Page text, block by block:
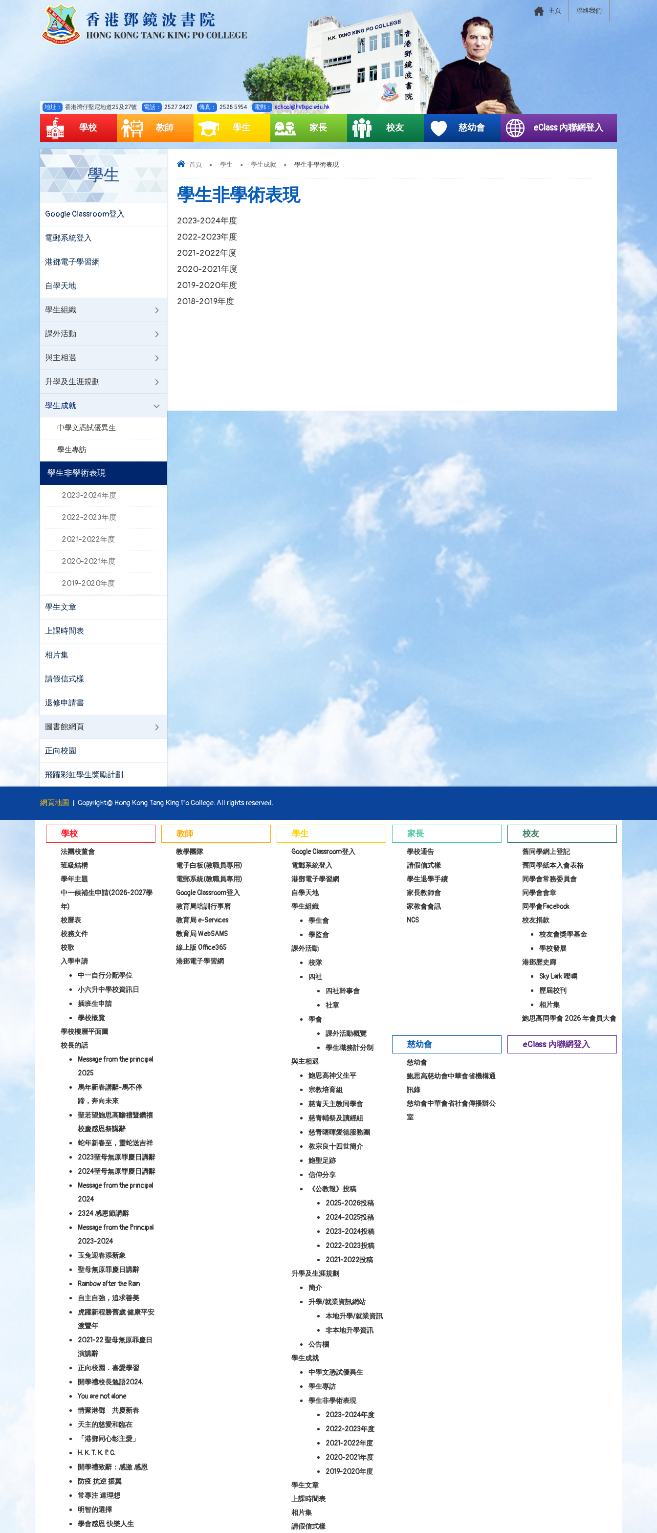
地址： 香港灣仔堅尼地道25及27號 電話： 2527 2427 傳真： 2528 5954 電郵： school@hktkpc.edu.hk
聯絡我們
主頁
學校 教師 學生 家長 校友 慈幼會 eClass 內聯網登入
首頁 > 學生 > 學生成就 > 學生非學術表現
學生非學術表現
2023-2024年度
2022-2023年度
2021-2022年度
2020-2021年度
2019-2020年度
2018-2019年度
學生
Google Classroom登入
電郵系統登入
港鄧電子學習網
自學天地
學生組織
課外活動
與主相遇
升學及生涯規劃
學生成就
中學文憑試優異生
學生專訪
學生非學術表現
2023-2024年度
2022-2023年度
2021-2022年度
2020-2021年度
2019-2020年度
學生文章
上課時間表
相片集
請假信式樣
退修申請書
圖書館網頁
正向校園
飛躍彩虹學生獎勵計劃
網頁地圖 | Copyright© Hong Kong Tang King Po College. All rights reserved.
學校
法團校董會
班級結構
學年主題
中一候補生申請(2026-2027學
年)
校曆表
校務文件
校歌
入學申請
中一自行分配學位
小六升中學校資訊日
插班生申請
學校概覽
學校樓層平面圖
校長的話
Message from the principal
2025
馬年新春講辭-馬不停
蹄，奔向未來
聖若望鮑思高瞻禮暨鑽禧
校慶感恩祭講辭
蛇年新春至，靈蛇送吉祥
2023聖母無原罪慶日講辭
2024聖母無原罪慶日講辭
Message from the principal
2024
2324 感恩節講辭
Message from the Principal
2023-2024
玉兔迎春添新象
聖母無原罪慶日講辭
Rainbow after the Rain
自主自強，追求善美
虎躍新程勝舊歲 健康平安
渡豐年
2021-22 聖母無原罪慶日
演講辭
正向校園．喜愛學習
開學禮校長勉語2024.
You are not alone
情聚港鄧 共慶新春
天主的慈愛和臨在
「港鄧同心彰主愛」
H. K. T. K. P. C.
開學禮致辭：感激 感恩
防疫 抗逆 振翼
常專注 達理想
明智的選擇
學會感恩 快樂人生
教師
教學團隊
電子白板(教職員專用)
電郵系統(教職員專用)
Google Classroom登入
教育局培訓行事曆
教育局 e-Services
教育局 WebSAMS
線上版 Office365
港鄧電子學習網
學生
Google Classroom登入
電郵系統登入
港鄧電子學習網
自學天地
學生組織
學生會
學監會
課外活動
校隊
四社
四社幹事會
社章
學會
課外活動概覽
學生職務計分制
與主相遇
鮑思高神父生平
宗教培育組
慈青天主教同學會
慈青輔祭及讀經組
慈青曙暉愛德服務團
教宗良十四世簡介
鮑聖足跡
信仰分享
《公教報》投稿
2025-2026投稿
2024-2025投稿
2023-2024投稿
2022-2023投稿
2021-2022投稿
升學及生涯規劃
簡介
升學/就業資訊網站
本地升學/就業資訊
非本地升學資訊
公告欄
學生成就
中學文憑試優異生
學生專訪
學生非學術表現
2023-2024年度
2022-2023年度
2021-2022年度
2020-2021年度
2019-2020年度
學生文章
上課時間表
相片集
請假信式樣
家長
學校通告
請假信式樣
學生退學手續
家長教師會
家教會會訊
NCS
校友
舊同學網上登記
舊同學紙本入會表格
同學會常務委員會
同學會會章
同學會Facebook
校友捐款
校友會獎學基金
學校發展
港鄧歷史廊
Sky Lark 嚶鳴
歷屆校刊
相片集
鮑思高同學會 2026 年會員大會
慈幼會
慈幼會
鮑思高慈幼會中華會省機構通
訊錄
慈幼會中華會省社會傳播辦公
室
eClass 內聯網登入